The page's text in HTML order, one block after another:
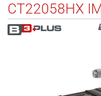
CT22058HX